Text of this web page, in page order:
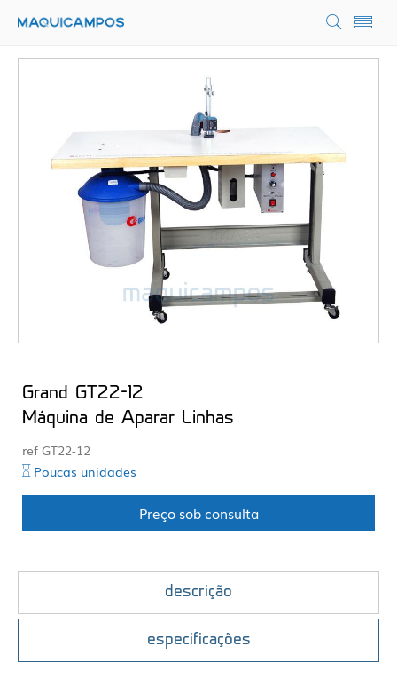
Grand GT22-12
Máquina de Aparar Linhas
ref GT22-12
Poucas unidades
Preço sob consulta
descrição
especificações